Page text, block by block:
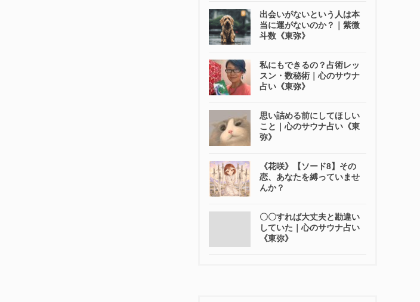
出会いがないという人は本
当に運がないのか？｜紫微
斗数《東弥》
私にもできるの？占術レッ
スン・数秘術｜心のサウナ
占い《東弥》
思い詰める前にしてほしい
こと｜心のサウナ占い《東
弥》
《花咲》【ソード8】その
恋、あなたを縛っていませ
んか？
〇〇すれば大丈夫と勘違い
していた｜心のサウナ占い
《東弥》